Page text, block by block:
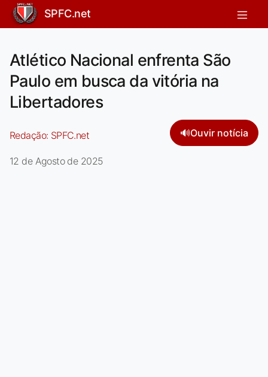
SPFC.net
Atlético Nacional enfrenta São
Paulo em busca da vitória na
Libertadores
Redação: SPFC.net 🔊Ouvir notícia
12 de Agosto de 2025